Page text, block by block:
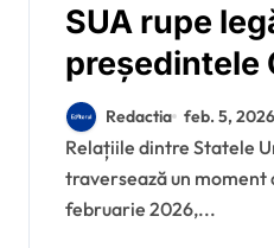
SUA rupe
președintele
Inferioare a
din cauza
Redactia feb. 5, 2026
Relațiile dintre Statele Unite și Polonia
traversează un moment
februarie 2026,...